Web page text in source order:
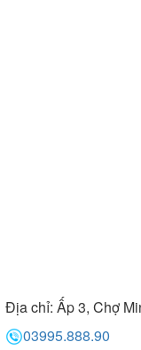
Địa chỉ: Ấp 3, Chợ
03995.888.90